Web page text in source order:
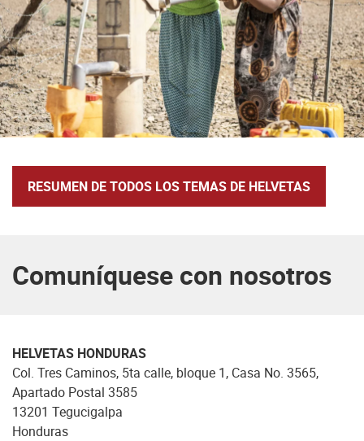
RESUMEN DE TODOS LOS TEMAS DE HELVETAS
Comuníquese con nosotros
HELVETAS HONDURAS
Col. Tres Caminos, 5ta calle, bloque 1, Casa No. 3565,
Apartado Postal 3585
13201 Tegucigalpa
Honduras